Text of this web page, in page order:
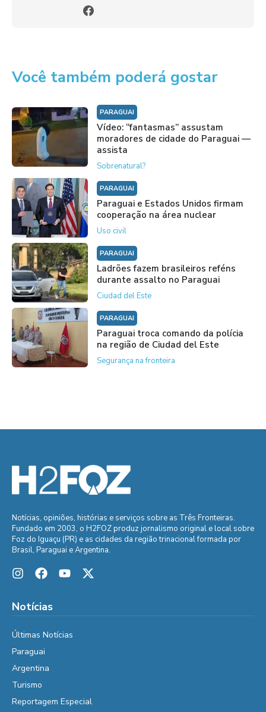
Você também poderá gostar
PARAGUAI
Vídeo: “fantasmas” assustam
moradores de cidade do Paraguai —
assista
Sobrenatural?
PARAGUAI
Paraguai e Estados Unidos firmam
cooperação na área nuclear
Uso civil
PARAGUAI
Ladrões fazem brasileiros reféns
durante assalto no Paraguai
Ciudad del Este
PARAGUAI
Paraguai troca comando da polícia
na região de Ciudad del Este
Segurança na fronteira
Notícias, opiniões, histórias e serviços sobre as Três Fronteiras.
Fundado em 2003, o H2FOZ produz jornalismo original e local sobre
Foz do Iguaçu (PR) e as cidades da região trinacional formada por
Brasil, Paraguai e Argentina.
Notícias
Últimas Notícias
Paraguai
Argentina
Turismo
Reportagem Especial